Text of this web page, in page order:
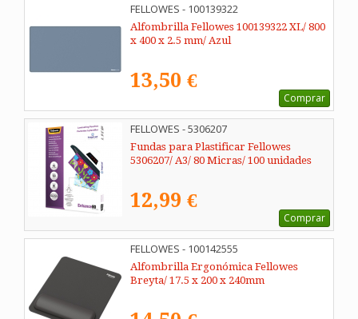
FELLOWES - 100139322
Alfombrilla Fellowes 100139322 XL/ 800
x 400 x 2.5 mm/ Azul
13,50 €
Comprar
FELLOWES - 5306207
Fundas para Plastificar Fellowes
5306207/ A3/ 80 Micras/ 100 unidades
12,99 €
Comprar
FELLOWES - 100142555
Alfombrilla Ergonómica Fellowes
Breyta/ 17.5 x 200 x 240mm